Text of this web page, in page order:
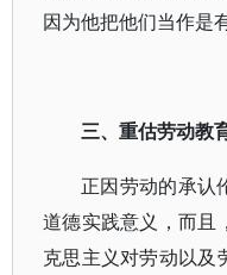
因为他把他们当作是
三、重估劳动教
正因劳动的承认
道德实践意义，而且
克思主义对劳动以及